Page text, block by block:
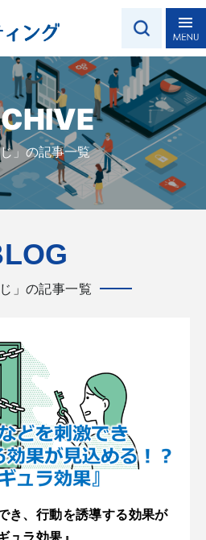
」の記事一覧
じ」の記事一覧
き、行動を誘導する効果が
ュラ効果』